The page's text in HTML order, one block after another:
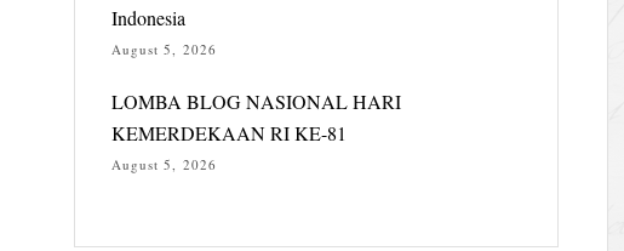
Indonesia
August 5, 2026
LOMBA BLOG NASIONAL HARI
KEMERDEKAAN RI KE-81
August 5, 2026